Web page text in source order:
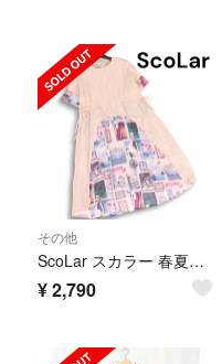
その他
ScoLar スカラー 春夏★ プリント 切替 半袖 ウエストリボン ロング ワンピース Sz.M レディース
¥2,790